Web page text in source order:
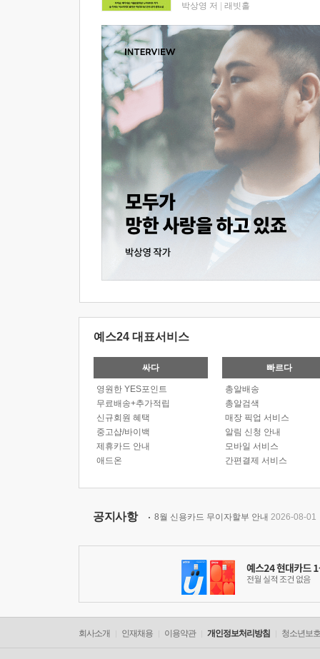
박상영 저 래빗홀
예스24 대표서비스
싸다
영원한 YES포인트
무료배송+추가적립
신규회원 혜택
중고샵/바이백
제휴카드 안내
애드온
빠르다
총알배송
총알검색
매장 픽업 서비스
알림 신청 안내
모바일 서비스
간편결제 서비스
공지사항 8월 신용카드 무이자할부 안내 2026-08-01
회사소개 인재채용 이용약관 개인정보처리방침 청소년보